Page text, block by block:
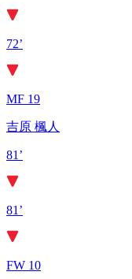
72’
MF 19
吉原 楓人
81’
81’
FW 10